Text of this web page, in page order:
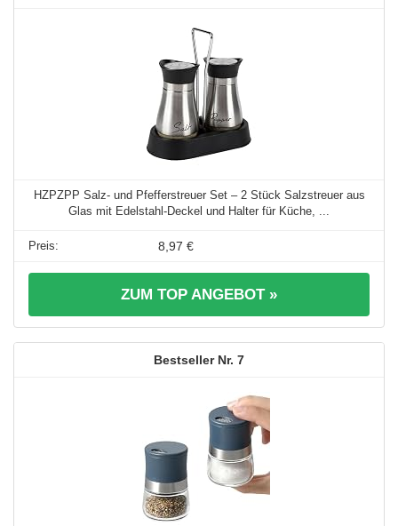
HZPZPP Salz- und Pfefferstreuer Set – 2 Stück Salzstreuer aus
Glas mit Edelstahl-Deckel und Halter für Küche, ...
8,97 €
ZUM TOP ANGEBOT »
7